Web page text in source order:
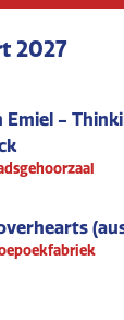
2027
Emiel -